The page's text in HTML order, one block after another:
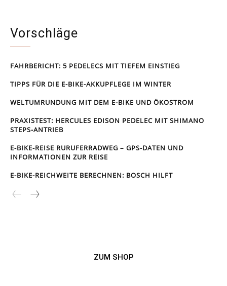
Vorschläge
FAHRBERICHT: 5 PEDELECS MIT TIEFEM EINSTIEG
TIPPS FÜR DIE E-BIKE-AKKUPFLEGE IM WINTER
WELTUMRUNDUNG MIT DEM E-BIKE UND ÖKOSTROM
PRAXISTEST: HERCULES EDISON PEDELEC MIT SHIMANO
STEPS-ANTRIEB
E-BIKE-REISE RUR­UFER­RAD­WEG – GPS-DATEN UND
INFORMATIONEN ZUR REISE
E-BIKE-REICHWEITE BERECHNEN: BOSCH HILFT
ZUM SHOP